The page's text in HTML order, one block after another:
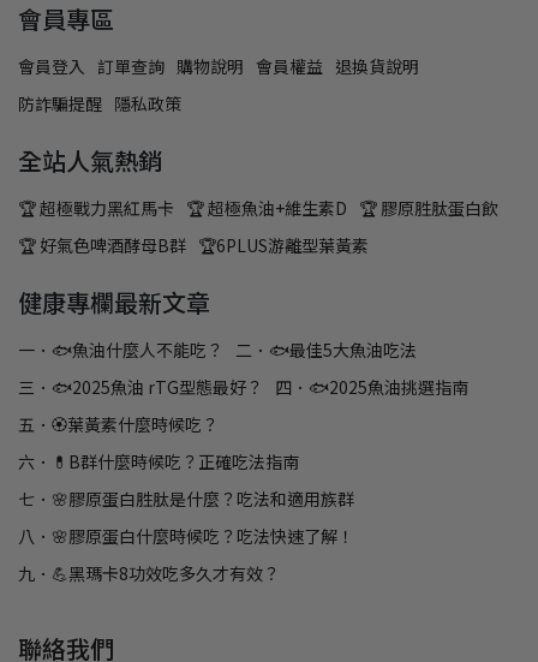
會員專區
會員登入 訂單查詢 購物說明 會員權益 退換貨說明
防詐騙提醒 隱私政策
全站人氣熱銷
🏆 超極戰力黑紅馬卡 🏆 超極魚油+維生素D 🏆 膠原胜肽蛋白飲
🏆 好氣色啤酒酵母B群 🏆6PLUS游離型葉黃素
健康專欄最新文章
一．🐟魚油什麼人不能吃？
二．🐟最佳5大魚油吃法
三．🐟2025魚油 rTG型態最好？
四．🐟2025魚油挑選指南
五．🏵️葉黃素什麼時候吃？
六．💊B群什麼時候吃？正確吃法指南
七．🌸膠原蛋白胜肽是什麼？吃法和適用族群
八．🌸膠原蛋白什麼時候吃？吃法快速了解！
九．💪黑瑪卡8功效吃多久才有效？
聯絡我們